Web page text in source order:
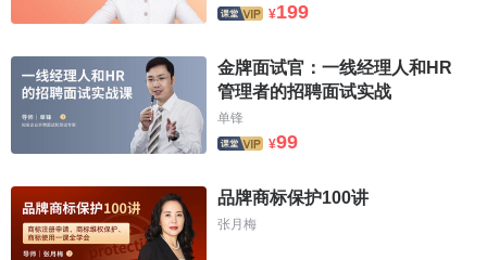
¥199
金牌面试官：一线经理人和HR
管理者的招聘面试实战
单锋
¥99
品牌商标保护100讲
张月梅